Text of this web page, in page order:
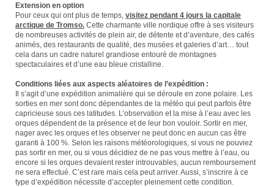
Extension en option
Pour ceux qui ont plus de temps, visitez pendant 4 jours la capitale
arctique de Tromso. Cette charmante ville nordique offre à ses visiteurs
de nombreuses activités de plein air, de détente et d’aventure, des cafés
animés, des restaurants de qualité, des musées et galeries d’art… tout
cela dans un cadre naturel grandiose entouré de montagnes
spectaculaires et d’une eau bleue cristalline.
Conditions liées aux aspects aléatoires de l’expédition :
Il s’agit d’une expédition animalière qui se déroule en zone polaire. Les
sorties en mer sont donc dépendantes de la météo qui peut parfois être
capricieuse sous ces latitudes. L’observation et la mise à l’eau avec les
orques dépendent de la présence et de leur bon vouloir. Sortir en mer,
nager avec les orques et les observer ne peut donc en aucun cas être
garanti à 100 %. Selon les raisons météorologiques, si vous ne pouviez
pas sortir en mer, ou si vous décidiez de ne pas vous mettre à l’eau, ou
encore si les orques devaient rester introuvables, aucun remboursement
ne sera effectué. C’est rare mais cela peut arriver. Aussi, s’inscrire à ce
type d’expédition nécessite d’accepter pleinement cette condition.